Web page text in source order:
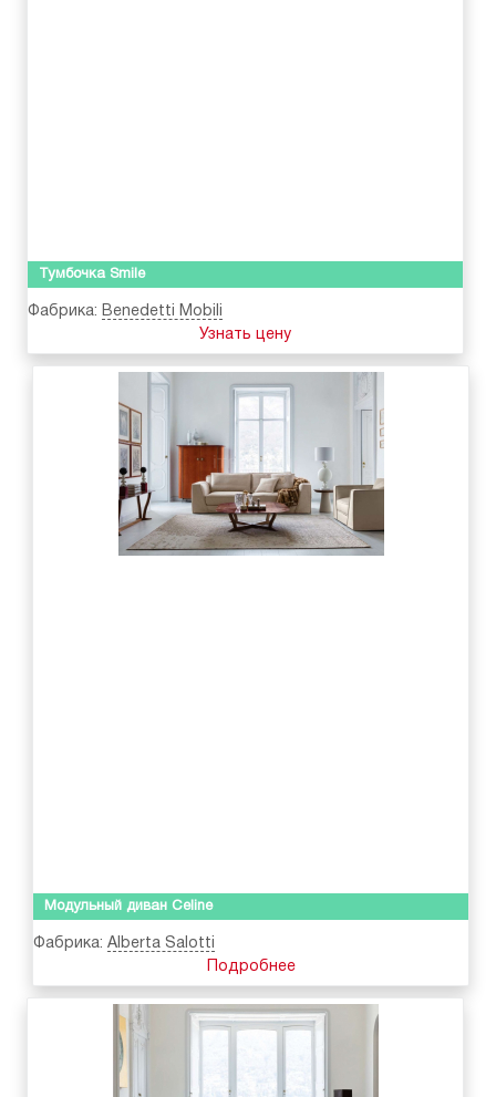
Тумбочка Smile
Фабрика: Benedetti Mobili
Узнать цену
Модульный диван Celine
Фабрика: Alberta Salotti
Подробнее